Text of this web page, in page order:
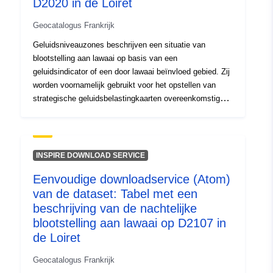
D2020 in de Loiret
Geocatalogus Frankrijk
Geluidsniveauzones beschrijven een situatie van
blootstelling aan lawaai op basis van een
geluidsindicator of een door lawaai beïnvloed gebied. Zij
worden voornamelijk gebruikt voor het opstellen van
strategische geluidsbelastingkaarten overeenkomstig
nachtpopulaties weer.
INSPIRE DOWNLOAD SERVICE
Eenvoudige downloadservice (Atom)
van de dataset: Tabel met een
beschrijving van de nachtelijke
blootstelling aan lawaai op D2107 in
de Loiret
Geocatalogus Frankrijk